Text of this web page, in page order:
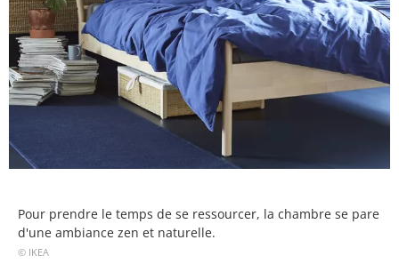
Pour prendre le temps de se ressourcer, la chambre se pare
d'une ambiance zen et naturelle.
© IKEA